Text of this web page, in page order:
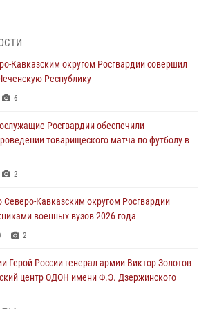
с Александром Маршалом»
почтили память Николая
Петербурге (видео)
Кавказским округом Росгвардии совершил
Республику
6
Росгвардии обеспечили
товарищеского матча по футболу в
2
Кавказским округом Росгвардии
военных вузов 2026 года
2
Герой России генерал армии Виктор Золотов
центр ОДОН имени Ф.Э. Дзержинского